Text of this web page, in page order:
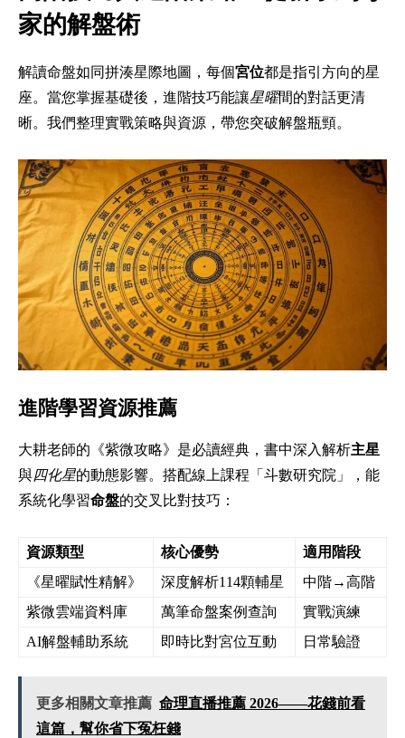
家的解盤術
解讀命盤如同拼湊星際地圖，每個宮位都是指引方向的星
座。當您掌握基礎後，進階技巧能讓星曜間的對話更清
晰。我們整理實戰策略與資源，帶您突破解盤瓶頸。
進階學習資源推薦
大耕老師的《紫微攻略》是必讀經典，書中深入解析主星
與四化星的動態影響。搭配線上課程「斗數研究院」，能
系統化學習命盤的交叉比對技巧：
資源類型 核心優勢
適用階段
《星曜賦性精解》
深度解析114顆輔星
中階→高階
紫微雲端資料庫
萬筆命盤案例查詢
實戰演練
AI解盤輔助系統
即時比對宮位互動 日常驗證
更多相關文章推薦 命理直播推薦 2026——花錢前看
這篇，幫你省下冤枉錢